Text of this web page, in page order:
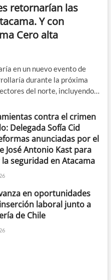
retornarían las
Y con
Cero alta
en un nuevo evento de
durante la próxima
del norte, incluyendo…
contra el crimen
Delegada Sofía Cid
anunciadas por el
José Antonio Kast para
seguridad en Atacama
en oportunidades
laboral junto a
de Chile